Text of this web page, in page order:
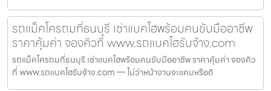
รถแม็คโครถมที่ธนบุรี เช่าแบคโฮพร้อมคนขับมืออาชีพ
ราคาคุ้มค่า จองคิวที่ www.รถแบคโฮรับจ้าง.com
รถแม็คโครถมที่ธนบุรี เช่าแบคโฮพร้อมคนขับมืออาชีพ ราคาคุ้มค่า จองคิว
ที่ www.รถแบคโฮรับจ้าง.com — ไม่ว่าหน้างานจะแคบหรือดิ